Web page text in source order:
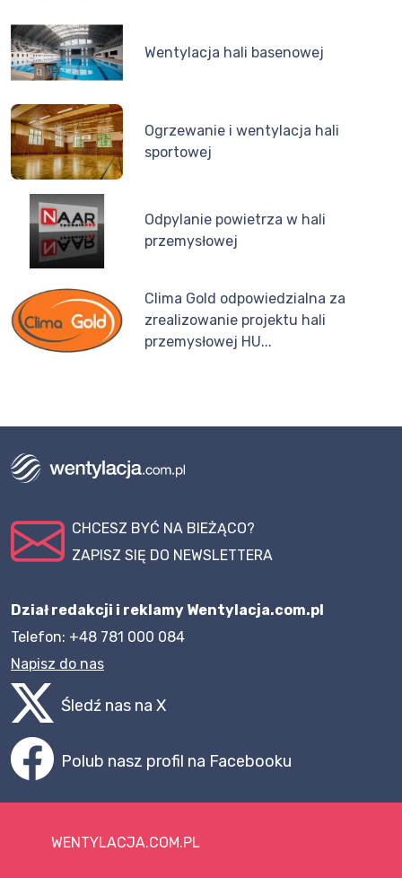
Wentylacja hali basenowej
Ogrzewanie i wentylacja hali
sportowej
Odpylanie powietrza w hali
przemysłowej
Clima Gold odpowiedzialna za
zrealizowanie projektu hali
przemysłowej HU...
CHCESZ BYĆ NA BIEŻĄCO?
ZAPISZ SIĘ DO NEWSLETTERA
Dział redakcji i reklamy Wentylacja.com.pl
Telefon: +48 781 000 084
Napisz do nas
Śledź nas na X
Polub nasz profil na Facebooku
WENTYLACJA.COM.PL